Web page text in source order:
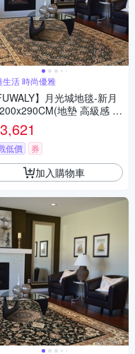
生活 時尚優雅
】月光城地毯-新月
地墊 高級感 時
質感 客廳 生活美學)
低價 券
加入購物車